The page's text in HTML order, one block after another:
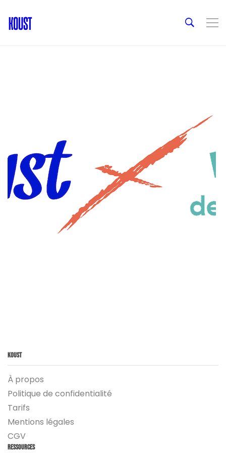
Koust
À propos
Politique de confidentialité
Tarifs
Mentions légales
CGV
Ressources